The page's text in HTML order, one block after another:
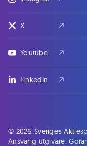
X
Youtube
LinkedIn
© 2026 Sveriges
Ansvarig utgivare: